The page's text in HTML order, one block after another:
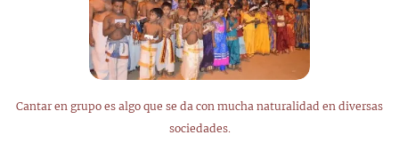
Cantar en grupo es algo que se da con mucha naturalidad en diversas
sociedades.